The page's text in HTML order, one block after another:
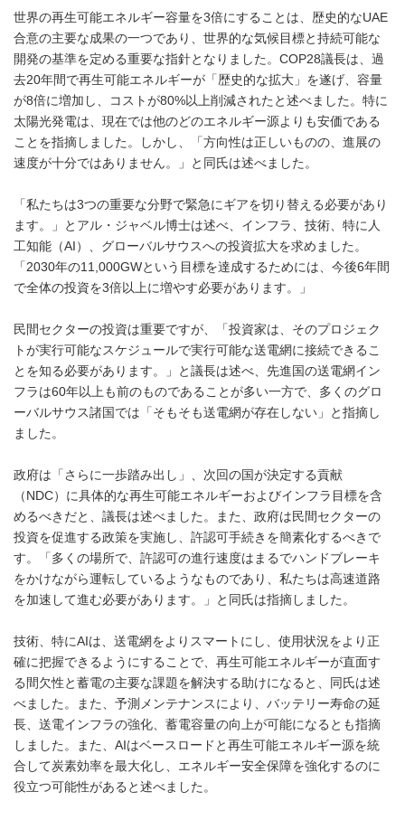
世界の再生可能エネルギー容量を3倍にすることは、歴史的なUAE
合意の主要な成果の一つであり、世界的な気候目標と持続可能な
開発の基準を定める重要な指針となりました。COP28議長は、過
去20年間で再生可能エネルギーが「歴史的な拡大」を遂げ、容量
が8倍に増加し、コストが80%以上削減されたと述べました。特に
太陽光発電は、現在では他のどのエネルギー源よりも安価である
ことを指摘しました。しかし、「方向性は正しいものの、進展の
速度が十分ではありません。」と同氏は述べました。
「私たちは3つの重要な分野で緊急にギアを切り替える必要があり
ます。」とアル・ジャベル博士は述べ、インフラ、技術、特に人
工知能（AI）、グローバルサウスへの投資拡大を求めました。
「2030年の11,000GWという目標を達成するためには、今後6年間
で全体の投資を3倍以上に増やす必要があります。」
民間セクターの投資は重要ですが、「投資家は、そのプロジェク
トが実行可能なスケジュールで実行可能な送電網に接続できるこ
とを知る必要があります。」と議長は述べ、先進国の送電網イン
フラは60年以上も前のものであることが多い一方で、多くのグロ
ーバルサウス諸国では「そもそも送電網が存在しない」と指摘し
ました。
政府は「さらに一歩踏み出し」、次回の国が決定する貢献
（NDC）に具体的な再生可能エネルギーおよびインフラ目標を含
めるべきだと、議長は述べました。また、政府は民間セクターの
投資を促進する政策を実施し、許認可手続きを簡素化するべきで
す。「多くの場所で、許認可の進行速度はまるでハンドブレーキ
をかけながら運転しているようなものであり、私たちは高速道路
を加速して進む必要があります。」と同氏は指摘しました。
技術、特にAIは、送電網をよりスマートにし、使用状況をより正
確に把握できるようにすることで、再生可能エネルギーが直面す
る間欠性と蓄電の主要な課題を解決する助けになると、同氏は述
べました。また、予測メンテナンスにより、バッテリー寿命の延
長、送電インフラの強化、蓄電容量の向上が可能になるとも指摘
しました。また、AIはベースロードと再生可能エネルギー源を統
合して炭素効率を最大化し、エネルギー安全保障を強化するのに
役立つ可能性があると述べました。